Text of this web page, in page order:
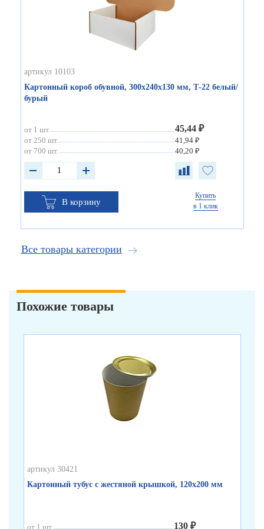
артикул 10103
Картонный короб обувной, 300х240х130 мм, Т-22 белый/
бурый
от 1 шт. 45,44 ₽
от 250 шт.
41,94 ₽
от 700 шт.
40,20 ₽
В корзину
Купить
в 1 клик
Все товары категории
Похожие товары
артикул 30421
Картонный тубус с жестяной крышкой, 120х200 мм
от 1 шт. 130 ₽